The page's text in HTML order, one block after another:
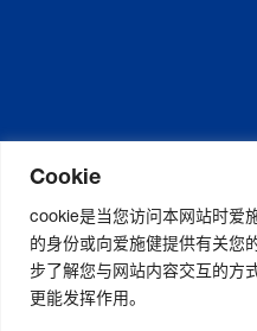
Cookie
cookie是当您访问本网站时爱
的身份或向爱施健提供有关您
步了解您与网站内容交互的方
更能发挥作用。